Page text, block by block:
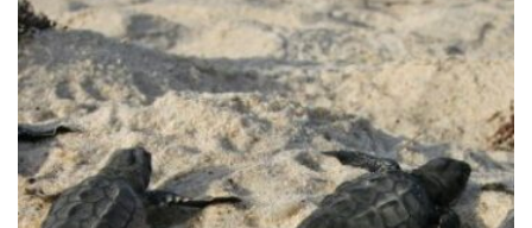
de extincióny en la educación ambiental para promover
la conciencia sobre la importancia de su conservación.
#IslaMujeres
𝐂𝐨𝐦𝐢𝐞𝐧𝐳𝐚 𝐥𝐚 𝐭𝐞𝐦𝐩𝐨𝐫𝐚𝐝𝐚 𝐝𝐞 𝐚𝐧𝐢𝐝𝐚𝐜𝐢ó𝐧 𝐝𝐞
𝐭𝐨𝐫𝐭𝐮𝐠𝐚𝐬 𝐦𝐚𝐫𝐢𝐧𝐚𝐬 𝐜𝐨𝐧 𝐮𝐧𝐚 𝐞𝐜𝐥𝐨𝐬𝐢ó𝐧 𝐬𝐢𝐠𝐧𝐢𝐟𝐢𝐜𝐚𝐭𝐢𝐯𝐚
𝐞𝐧 𝐋𝐚 𝐆𝐮𝐚𝐝𝐚𝐥𝐮𝐩𝐚𝐧𝐚
#Comenta
#Comparte#Entératehttps://t.co/EjkR7nFVGl